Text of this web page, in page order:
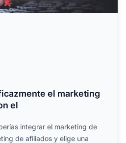
el marketing
el
integrar el marketing de
de afiliados y elige una